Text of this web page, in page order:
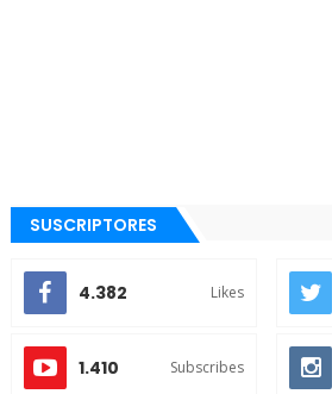
SUSCRIPTORES
4.382 Likes
1.410 Subscribes